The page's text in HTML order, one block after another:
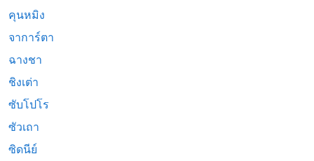
คุนหมิง
จาการ์ตา
ฉางชา
ชิงเต่า
ซับโปโร
ซัวเถา
ซิดนีย์